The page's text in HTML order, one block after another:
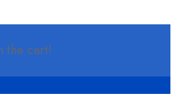
the cart!